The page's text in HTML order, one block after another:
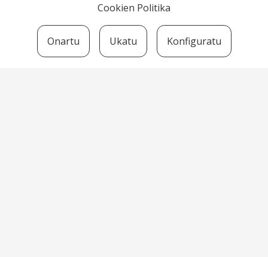
Cookien Politika
Onartu Ukatu Konfiguratu